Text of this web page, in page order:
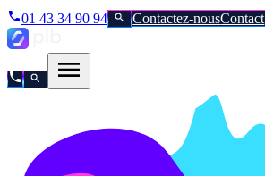
01 43 34 90 94 Contactez-nousContact